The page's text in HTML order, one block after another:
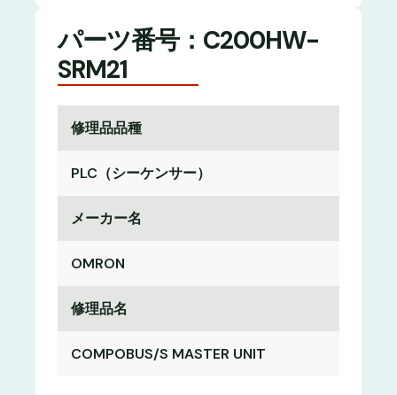
パーツ番号：C200HW-
SRM21
修理品品種
PLC（シーケンサー）
メーカー名
OMRON
修理品名
COMPOBUS/S MASTER UNIT